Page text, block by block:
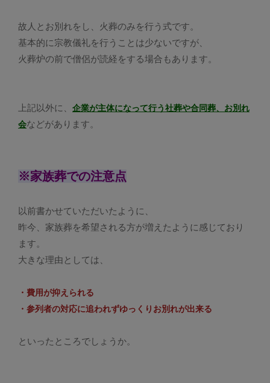
故人とお別れをし、火葬のみを行う式です。
基本的に宗教儀礼を行うことは少ないですが、
火葬炉の前で僧侶が読経をする場合もあります。
上記以外に、 企業が主体になって行う社葬や合同葬、お別れ
会などがあります。
※家族葬での注意点
以前書かせていただいたように、
昨今、家族葬を希望される方が増えたように感じており
ます。
大きな理由としては、
・費用が抑えられる
・参列者の対応に追われずゆっくりお別れが出来る
といったところでしょうか。